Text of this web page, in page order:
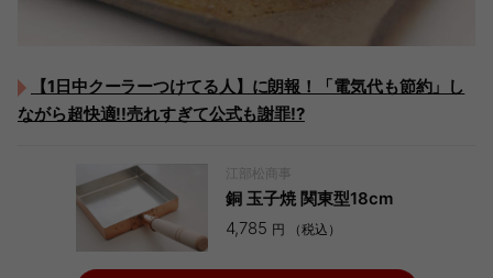
【1日中クーラーつけてる人】に朗報！「電気代も節約」し
ながら超快適!!売れすぎて公式も謝罪!?
江部松商事
銅 玉子焼 関東型18cm
4,785 円 （税込）